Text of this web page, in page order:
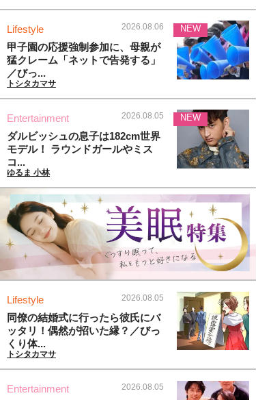
Lifestyle 2026.08.06
甲子園の応援強制参加に、母親が
猛クレーム「ネットで告発する」
／びっ...
トシタカマサ
NEW
Entertainment 2026.08.05
ダルビッシュの息子は182cm世界
モデル！ ラウンドガールやミス
コ...
ゆるま 小林
NEW
Lifestyle 2026.08.05
同僚の結婚式に行ったら彼氏にバ
ッタリ！偶然が招いた縁？／びっ
くり体...
トシタカマサ
Entertainment 2026.08.05